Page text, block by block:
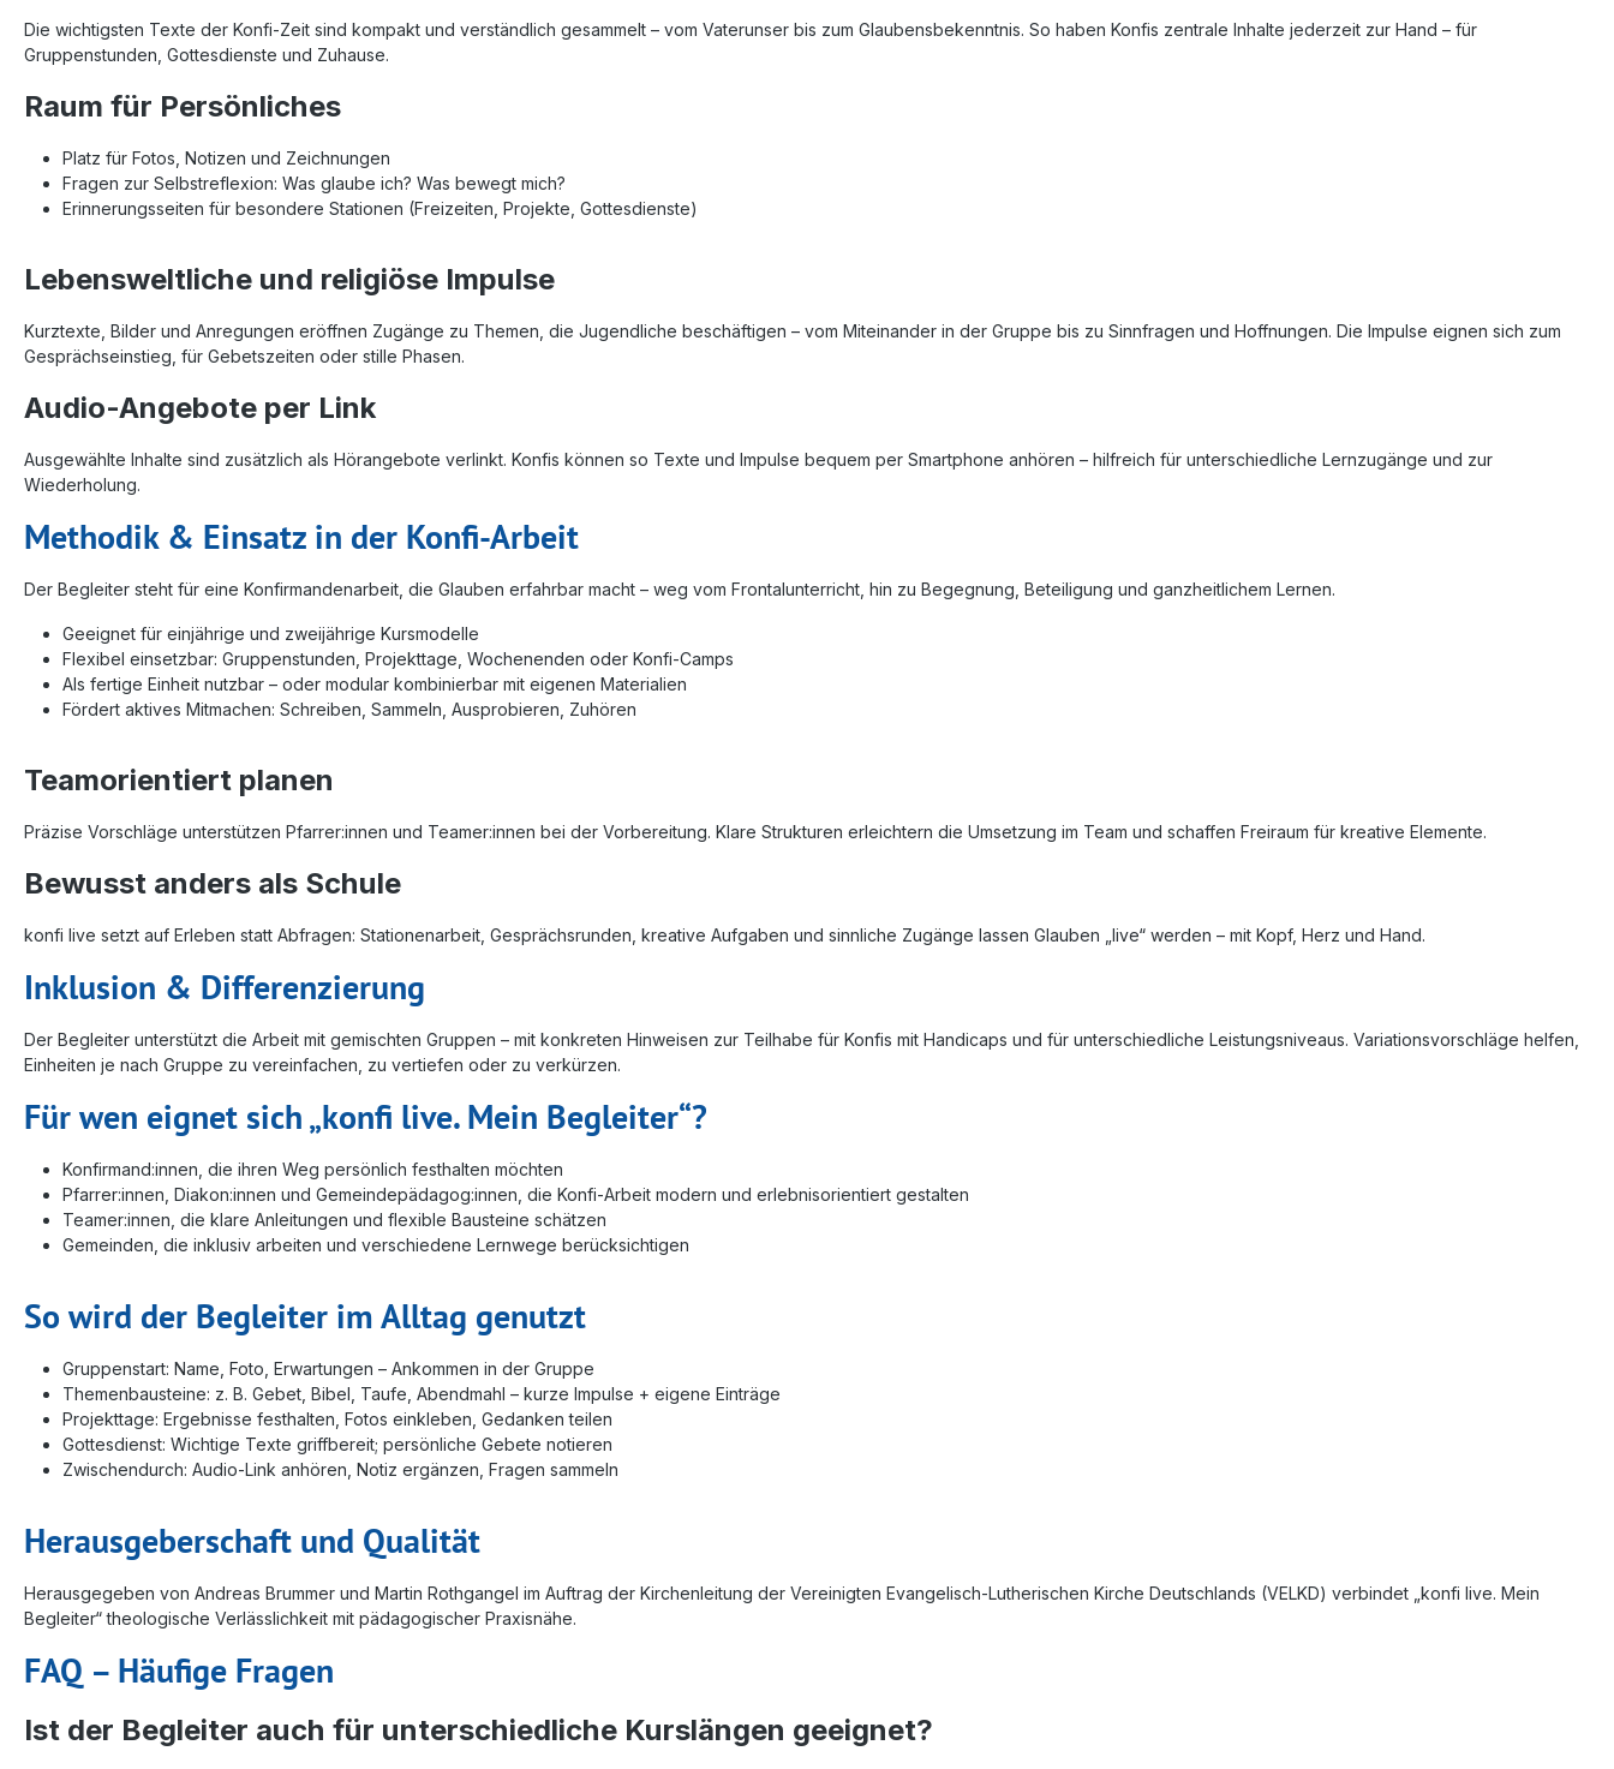
Die wichtigsten Texte der Konfi-Zeit sind kompakt und verständlich gesammelt – vom Vaterunser bis zum Glaubensbekenntnis. So haben Konfis zentrale Inhalte jederzeit zur Hand – für
Gruppenstunden, Gottesdienste und Zuhause.
Raum für Persönliches
Platz für Fotos, Notizen und Zeichnungen
Fragen zur Selbstreflexion: Was glaube ich? Was bewegt mich?
Erinnerungsseiten für besondere Stationen (Freizeiten, Projekte, Gottesdienste)
Lebensweltliche und religiöse Impulse
Kurztexte, Bilder und Anregungen eröffnen Zugänge zu Themen, die Jugendliche beschäftigen – vom Miteinander in der Gruppe bis zu Sinnfragen und Hoffnungen. Die Impulse eignen sich zum
Gesprächseinstieg, für Gebetszeiten oder stille Phasen.
Audio-Angebote per Link
Ausgewählte Inhalte sind zusätzlich als Hörangebote verlinkt. Konfis können so Texte und Impulse bequem per Smartphone anhören – hilfreich für unterschiedliche Lernzugänge und zur
Wiederholung.
Methodik & Einsatz in der Konfi-Arbeit
Der Begleiter steht für eine Konfirmandenarbeit, die Glauben erfahrbar macht – weg vom Frontalunterricht, hin zu Begegnung, Beteiligung und ganzheitlichem Lernen.
Geeignet für einjährige und zweijährige Kursmodelle
Flexibel einsetzbar: Gruppenstunden, Projekttage, Wochenenden oder Konfi-Camps
Als fertige Einheit nutzbar – oder modular kombinierbar mit eigenen Materialien
Fördert aktives Mitmachen: Schreiben, Sammeln, Ausprobieren, Zuhören
Teamorientiert planen
Präzise Vorschläge unterstützen Pfarrer:innen und Teamer:innen bei der Vorbereitung. Klare Strukturen erleichtern die Umsetzung im Team und schaffen Freiraum für kreative Elemente.
Bewusst anders als Schule
konfi live setzt auf Erleben statt Abfragen: Stationenarbeit, Gesprächsrunden, kreative Aufgaben und sinnliche Zugänge lassen Glauben „live“ werden – mit Kopf, Herz und Hand.
Inklusion & Differenzierung
Der Begleiter unterstützt die Arbeit mit gemischten Gruppen – mit konkreten Hinweisen zur Teilhabe für Konfis mit Handicaps und für unterschiedliche Leistungsniveaus. Variationsvorschläge helfen,
Einheiten je nach Gruppe zu vereinfachen, zu vertiefen oder zu verkürzen.
Für wen eignet sich „konfi live. Mein Begleiter“?
Konfirmand:innen, die ihren Weg persönlich festhalten möchten
Pfarrer:innen, Diakon:innen und Gemeindepädagog:innen, die Konfi-Arbeit modern und erlebnisorientiert gestalten
Teamer:innen, die klare Anleitungen und flexible Bausteine schätzen
Gemeinden, die inklusiv arbeiten und verschiedene Lernwege berücksichtigen
So wird der Begleiter im Alltag genutzt
Gruppenstart: Name, Foto, Erwartungen – Ankommen in der Gruppe
Themenbausteine: z. B. Gebet, Bibel, Taufe, Abendmahl – kurze Impulse + eigene Einträge
Projekttage: Ergebnisse festhalten, Fotos einkleben, Gedanken teilen
Gottesdienst: Wichtige Texte griffbereit; persönliche Gebete notieren
Zwischendurch: Audio-Link anhören, Notiz ergänzen, Fragen sammeln
Herausgeberschaft und Qualität
Herausgegeben von Andreas Brummer und Martin Rothgangel im Auftrag der Kirchenleitung der Vereinigten Evangelisch-Lutherischen Kirche Deutschlands (VELKD) verbindet „konfi live. Mein
Begleiter“ theologische Verlässlichkeit mit pädagogischer Praxisnähe.
FAQ – Häufige Fragen
Ist der Begleiter auch für unterschiedliche Kurslängen geeignet?